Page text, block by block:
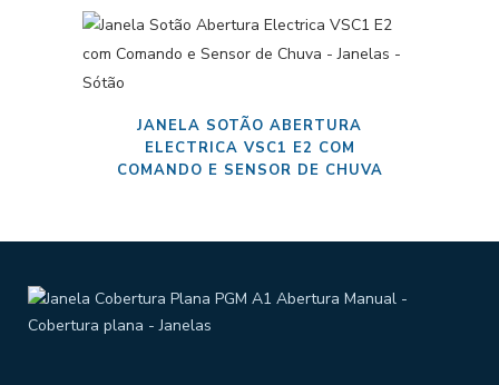
JANELA SOTÃO ABERTURA
ELECTRICA VSC1 E2 COM
COMANDO E SENSOR DE CHUVA